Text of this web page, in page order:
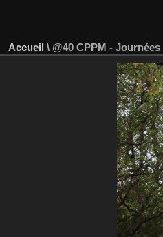
Accueil \ @40 CPPM -